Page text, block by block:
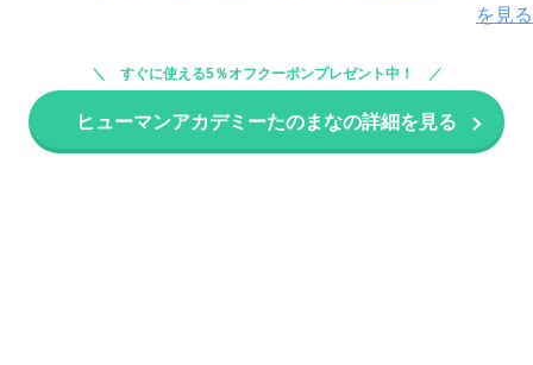
を見る
すぐに使える5％オフクーポンプレゼント中！
ヒューマンアカデミーたのまなの詳細を見る